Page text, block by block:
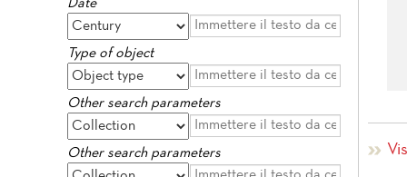
Date
Type of object
Other search parameters
Other search parameters